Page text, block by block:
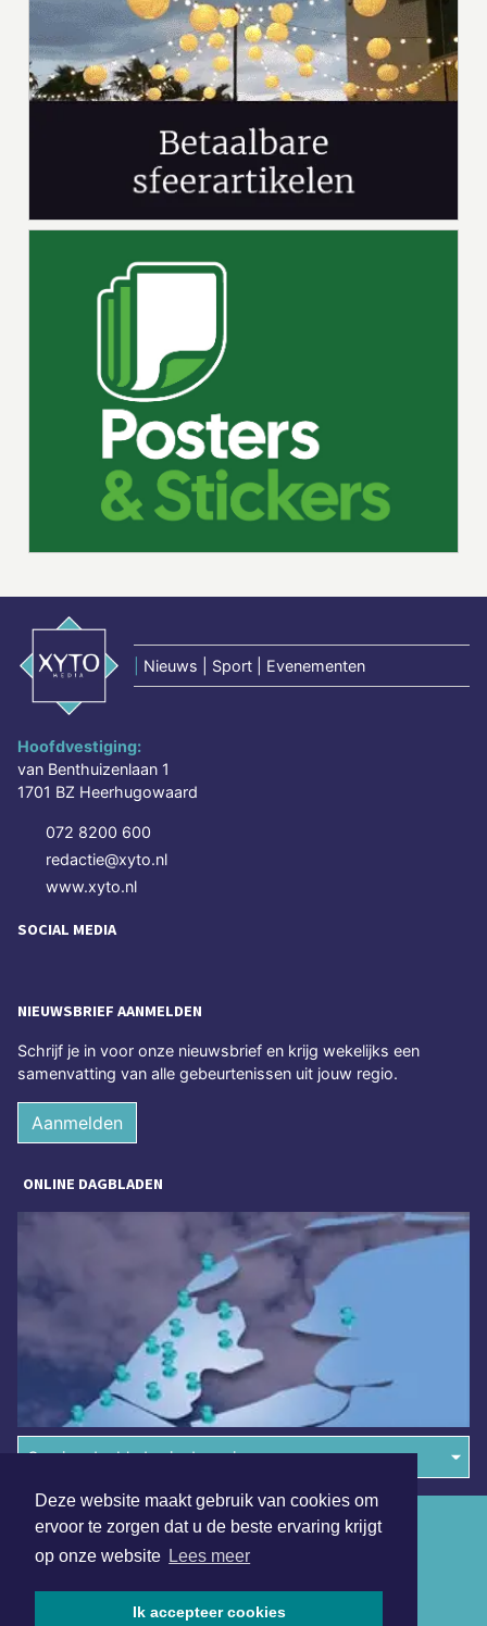
Deze website maakt gebruik van cookies om
ervoor te zorgen dat u de beste ervaring krijgt
op onze website Lees meer
Ik accepteer cookies
Nieuws | Sport | Evenementen
Hoofdvestiging:
van Benthuizenlaan 1
1701 BZ Heerhugowaard
072 8200 600
redactie@xyto.nl
www.xyto.nl
SOCIAL MEDIA
NIEUWSBRIEF AANMELDEN
Schrijf je in voor onze nieuwsbrief en krijg wekelijks een
samenvatting van alle gebeurtenissen uit jouw regio.
Aanmelden
ONLINE DAGBLADEN
Overige dagbladen in de regio
Algemene voorwaarden
Disclaimer